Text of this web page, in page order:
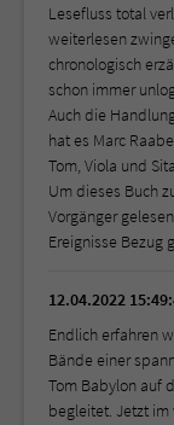
Lesefluss total
weiterlesen
chronologisch
schon immer
Auch die
hat es Marc
Tom, Viola und
Um dieses Buch
Vorgänger
Ereignisse Bezug
12.04.2022
Endlich erfahren
Bände einer
Tom Babylon auf
begleitet. Jetzt